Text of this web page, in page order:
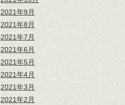
2021年9月
2021年8月
2021年7月
2021年6月
2021年5月
2021年4月
2021年3月
2021年2月